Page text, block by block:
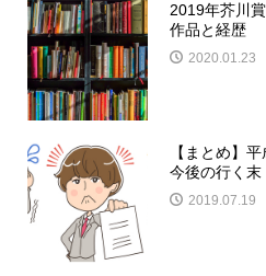
2019年芥川
作品と経歴
2020.01.23
【まとめ】
今後の行く末
2019.07.19